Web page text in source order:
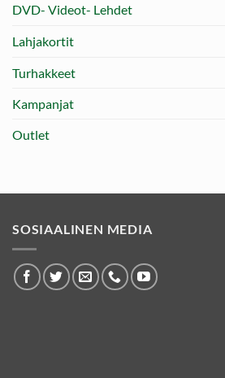
DVD- Videot- Lehdet
Lahjakortit
Turhakkeet
Kampanjat
Outlet
SOSIAALINEN MEDIA